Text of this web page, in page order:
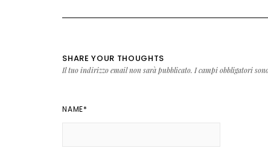
SHARE YOUR THOUGHTS
Il tuo indirizzo email non sarà pubblicato. I campi obbligatori
NAME*